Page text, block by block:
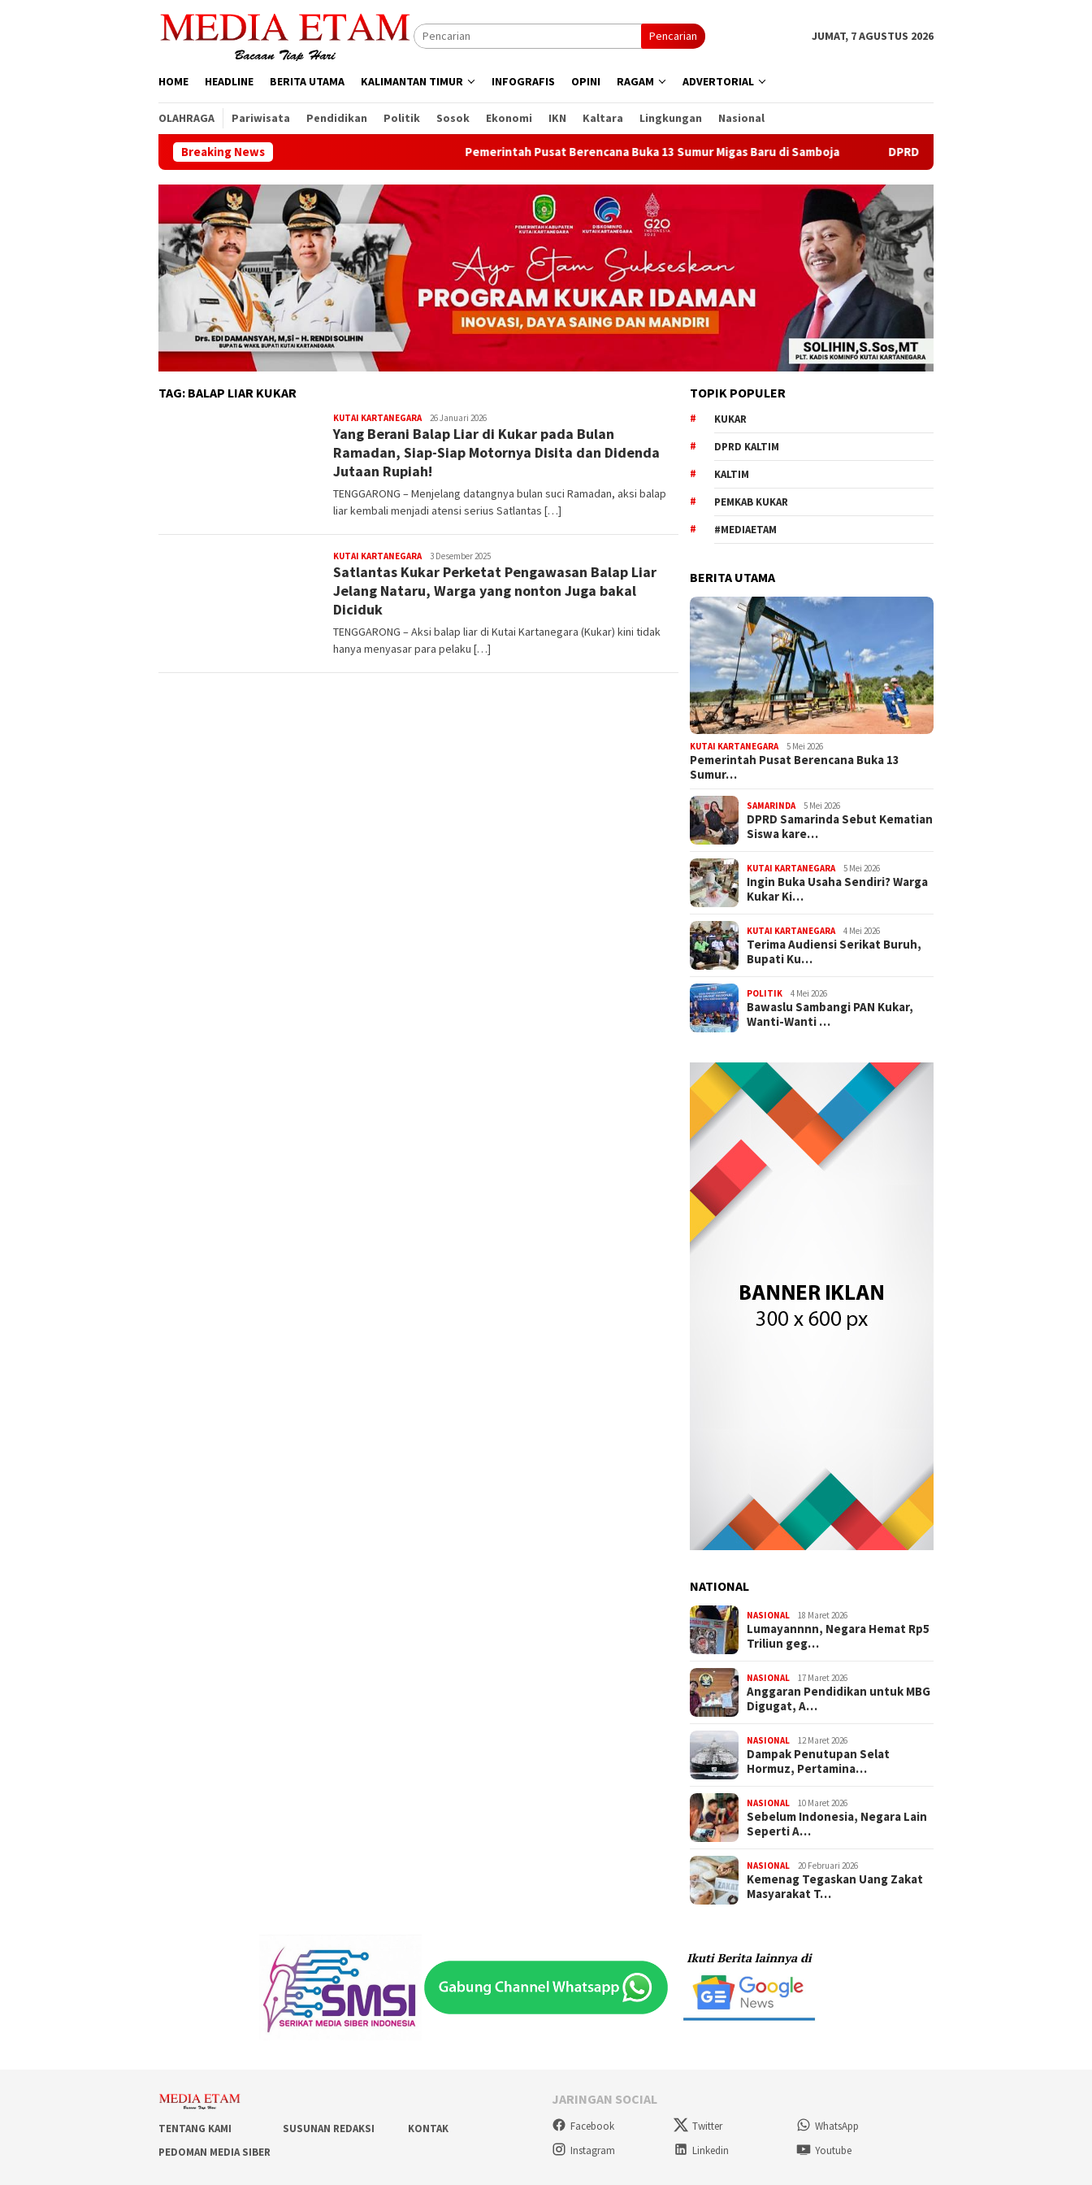
Pencarian JUMAT, 7 AGUSTUS 2026
HOME HEADLINE BERITA UTAMA KALIMANTAN TIMUR INFOGRAFIS OPINI RAGAM ADVERTORIAL
OLAHRAGA Pariwisata Pendidikan Politik Sosok Ekonomi IKN Kaltara Lingkungan Nasional
Breaking News Pemerintah Pusat Berencana Buka 13 Sumur Migas Baru di Samboja DPRD Samarinda Sebut Kematian Siswa karena
TAG: BALAP LIAR KUKAR
KUTAI KARTANEGARAeditoredaksi
26 Januari 2026
Yang Berani Balap Liar di Kukar pada Bulan
Ramadan, Siap-Siap Motornya Disita dan Didenda
Jutaan Rupiah!
TENGGARONG – Menjelang datangnya bulan suci Ramadan, aksi balap
liar kembali menjadi atensi serius Satlantas […]
KUTAI KARTANEGARAeditoredaksi
3 Desember 2025
Satlantas Kukar Perketat Pengawasan Balap Liar
Jelang Nataru, Warga yang nonton Juga bakal
Diciduk
TENGGARONG – Aksi balap liar di Kutai Kartanegara (Kukar) kini tidak
hanya menyasar para pelaku […]
TOPIK POPULER
KUKAR
DPRD KALTIM
KALTIM
PEMKAB KUKAR
#MEDIAETAM
BERITA UTAMA
KUTAI KARTANEGARA 5 Mei 2026
Pemerintah Pusat Berencana Buka 13
Sumur…
SAMARINDA 5 Mei 2026
DPRD Samarinda Sebut Kematian
Siswa kare…
KUTAI KARTANEGARA 5 Mei 2026
Ingin Buka Usaha Sendiri? Warga
Kukar Ki…
KUTAI KARTANEGARA 4 Mei 2026
Terima Audiensi Serikat Buruh,
Bupati Ku…
POLITIK 4 Mei 2026
Bawaslu Sambangi PAN Kukar,
Wanti-Wanti …
NATIONAL
NASIONAL 18 Maret 2026
Lumayannnn, Negara Hemat Rp5
Triliun geg…
NASIONAL 17 Maret 2026
Anggaran Pendidikan untuk MBG
Digugat, A…
NASIONAL 12 Maret 2026
Dampak Penutupan Selat
Hormuz, Pertamina…
NASIONAL 10 Maret 2026
Sebelum Indonesia, Negara Lain
Seperti A…
NASIONAL 20 Februari 2026
Kemenag Tegaskan Uang Zakat
Masyarakat T…
TENTANG KAMI SUSUNAN REDAKSI
KONTAK
PEDOMAN MEDIA SIBER
JARINGAN SOCIAL
Facebook Twitter
WhatsApp
Instagram
Linkedin Youtube